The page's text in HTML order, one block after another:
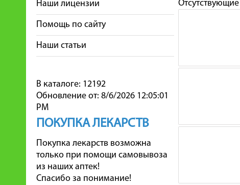
Наши лицензии
Помощь по сайту
Наши статьи
В каталоге: 12192
Обновление от: 8/6/2026 12:05:01
PM
ПОКУПКА ЛЕКАРСТВ
Покупка лекарств возможна
только при помощи самовывоза
из наших аптек!
Спасибо за понимание!